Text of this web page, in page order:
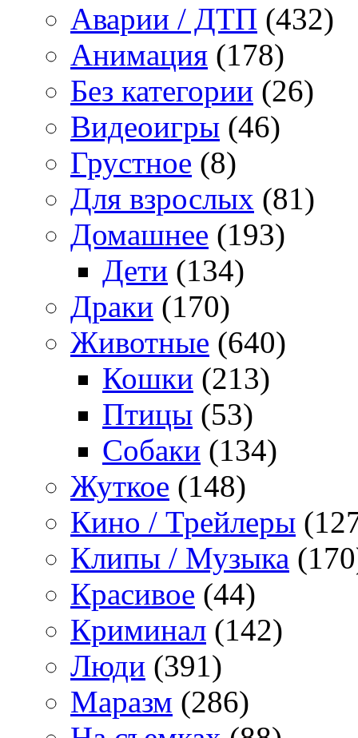
Аварии / ДТП (432)
Анимация (178)
Без категории (26)
Видеоигры (46)
Грустное (8)
Для взрослых (81)
Домашнее (193)
Дети (134)
Драки (170)
Животные (640)
Кошки (213)
Птицы (53)
Собаки (134)
Жуткое (148)
Кино / Трейлеры
Клипы / Музыка
Красивое (44)
Криминал (142)
Люди (391)
Маразм (286)